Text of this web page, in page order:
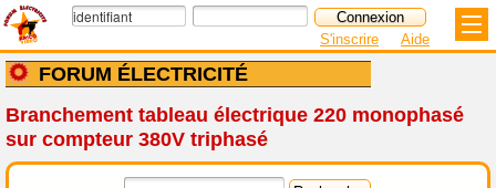
FORUM ÉLECTRICITÉ
S'inscrire Aide
Branchement tableau électrique 220 monophasé
sur compteur 380V triphasé